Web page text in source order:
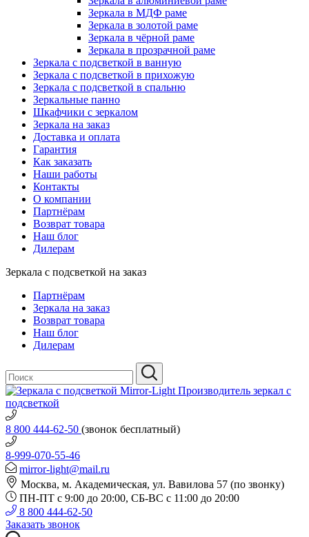
Зеркала в МДФ раме
Зеркала в золотой раме
Зеркала в чёрной раме
Зеркала в прозрачной раме
Зеркала с подсветкой в ванную
Зеркала с подсветкой в прихожую
Зеркала с подсветкой в спальню
Зеркальные панно
Шкафчики с зеркалом
Зеркала на заказ
Доставка и оплата
Гарантия
Как заказать
Наши работы
Контакты
О компании
Партнёрам
Возврат товара
Наш блог
Дилерам
Зеркала с подсветкой на заказ
Партнёрам
Зеркала на заказ
Возврат товара
Наш блог
Дилерам
Производитель зеркал с
подсветкой
8 800 444-62-50 (звонок бесплатный)
8-999-070-55-46
mirror-light@mail.ru
Москва, м. Академическая, ул. Вавилова 57 (по звонку)
ПН-ПТ с 9:00 до 20:00, СБ-ВС с 11:00 до 20:00
8 800 444-62-50
Заказать звонок